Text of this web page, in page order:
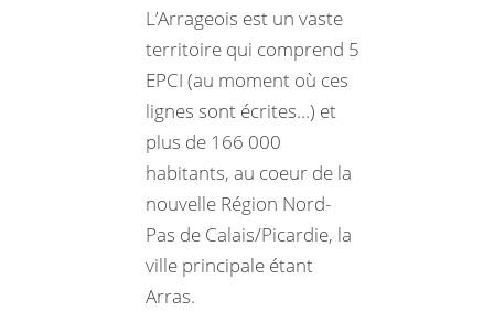
L’Arrageois est un vaste
territoire qui comprend 5
EPCI (au moment où ces
lignes sont écrites…) et
plus de 166 000
habitants, au coeur de la
nouvelle Région Nord-
Pas de Calais/Picardie, la
ville principale étant
Arras.